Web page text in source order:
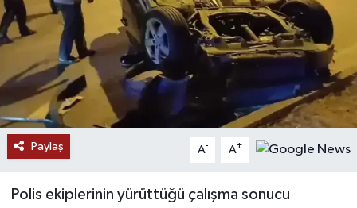
Paylaş A- A+
Polis ekiplerinin yürüttüğü çalışma sonucu